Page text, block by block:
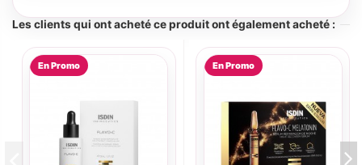
Les clients qui ont acheté ce produit ont également acheté :
En Promo En Promo